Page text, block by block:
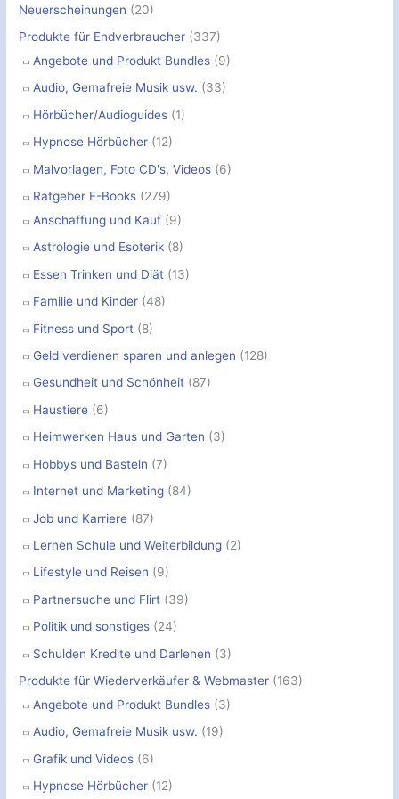
a
h
Neuerscheinungen (20)
Produkte für Endverbraucher (337)
Angebote und Produkt Bundles (9)
Audio, Gemafreie Musik usw. (33)
Hörbücher/Audioguides (1)
Hypnose Hörbücher (12)
Malvorlagen, Foto CD's, Videos (6)
Ratgeber E-Books (279)
Anschaffung und Kauf (9)
Astrologie und Esoterik (8)
Essen Trinken und Diät (13)
Familie und Kinder (48)
Fitness und Sport (8)
Geld verdienen sparen und anlegen (128)
Gesundheit und Schönheit (87)
Haustiere (6)
Heimwerken Haus und Garten (3)
Hobbys und Basteln (7)
Internet und Marketing (84)
Job und Karriere (87)
Lernen Schule und Weiterbildung (2)
Lifestyle und Reisen (9)
Partnersuche und Flirt (39)
Politik und sonstiges (24)
Schulden Kredite und Darlehen (3)
Produkte für Wiederverkäufer & Webmaster (163)
Angebote und Produkt Bundles (3)
Audio, Gemafreie Musik usw. (19)
Grafik und Videos (6)
Hypnose Hörbücher (12)